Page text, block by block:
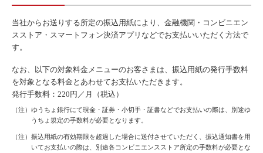
当社からお送りする所定の振込用紙により、金融機関・コンビニエン
スストア・スマートフォン決済アプリなどでお支払いいただく方法で
す。
なお、以下の対象料金メニューのお客さまは、振込用紙の発行手数料
を対象となる料金とあわせてお支払いただきます。
発行手数料：220円／月（税込）
（注）ゆうちょ銀行にて現金・証券・小切手・証書などでお支払いの際は、別途ゆ
うちょ規定の手数料が必要となります。
（注）振込用紙の有効期限を超過した場合に送付させていただく、振込通知書を用
いてお支払いの際は、別途各コンビニエンスストア所定の手数料が必要とな